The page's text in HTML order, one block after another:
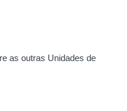
as outras Unidades de